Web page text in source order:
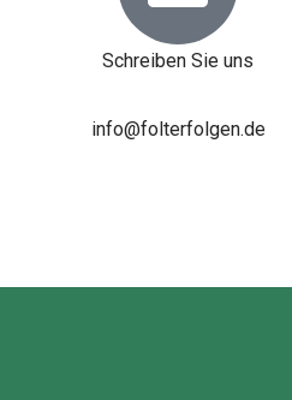
Schreiben Sie uns
info@folterfolgen.de